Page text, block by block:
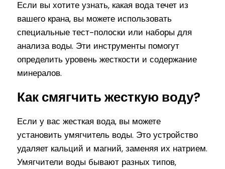
Если вы хотите узнать, какая вода течет из
вашего крана, вы можете использовать
специальные тест-полоски или наборы для
анализа воды. Эти инструменты помогут
определить уровень жесткости и содержание
минералов.
Как смягчить жесткую воду?
Если у вас жесткая вода, вы можете
установить умягчитель воды. Это устройство
удаляет кальций и магний, заменяя их натрием.
Умягчители воды бывают разных типов,